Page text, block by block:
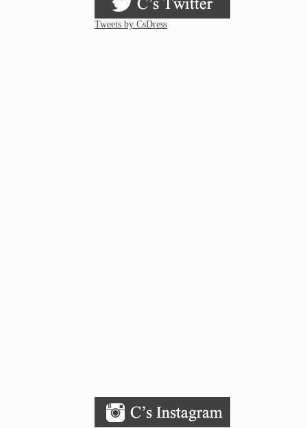
Tweets by CsDress